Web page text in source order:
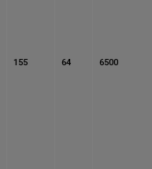
155 64 6500